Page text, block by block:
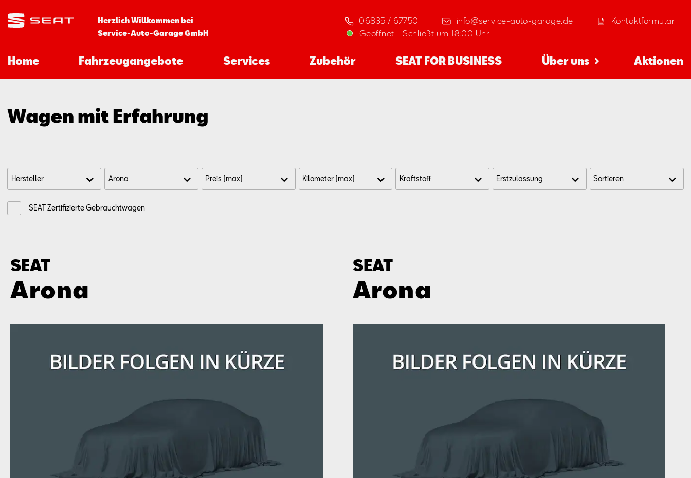
Herzlich Willkommen bei
Service-Auto-Garage GmbH
06835 / 67750 info@service-auto-garage.de
Kontaktformular
Geöffnet - Schließt um 18:00 Uhr
Home Fahrzeugangebote Services Zubehör SEAT FOR BUSINESS Über uns Aktionen
Wagen mit Erfahrung
SEAT Zertifizierte Gebrauchtwagen
SEAT
Arona
SEAT
Arona